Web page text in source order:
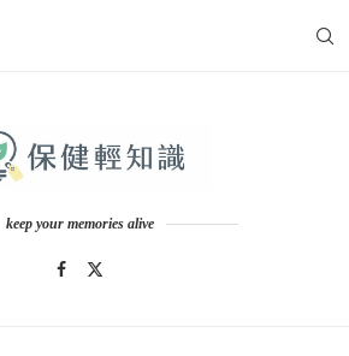
keep your memories alive